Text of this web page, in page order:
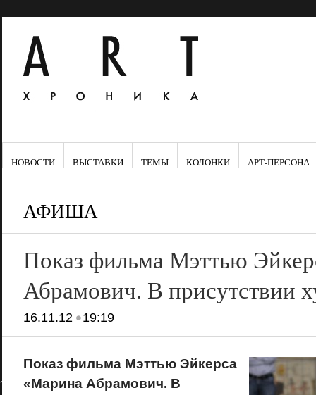
НОВОСТИ ВЫСТАВКИ ТЕМЫ КОЛОНКИ АРТ-ПЕРСОНА
АФИША
Показ фильма Мэттью
Абрамович. В присутствии
16.11.12•19:19
Показ фильма Мэттью Эйкерса
«Марина Абрамович. В